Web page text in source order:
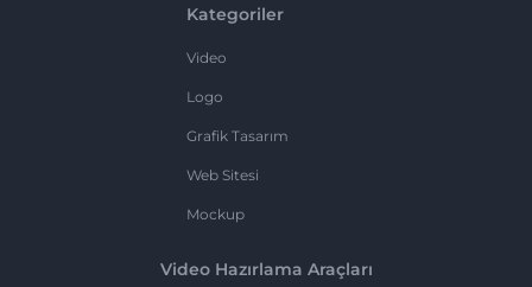
Kategoriler
Video
Logo
Grafik Tasarım
Web Sitesi
Mockup
Video Hazırlama Araçları